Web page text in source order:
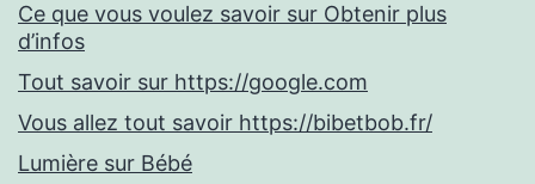
Ce que vous voulez savoir sur Obtenir plus
d’infos
Tout savoir sur https://google.com
Vous allez tout savoir https://bibetbob.fr/
Lumière sur Bébé